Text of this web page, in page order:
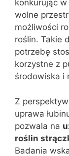
konkurując
wolne
możliwości
roślin. Takie
potrzebę
korzystne z
środowiska i
Z
uprawa
pozwala na
roślin
Badania